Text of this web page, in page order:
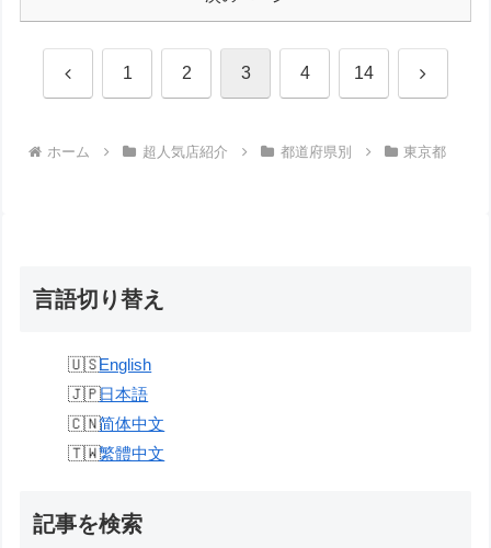
前 1 2 3 4 14 次
ホーム 超人気店紹介 都道府県別 東京都
言語切り替え
English
日本語
简体中文
繁體中文
記事を検索